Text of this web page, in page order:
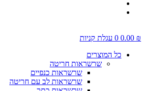
0.00 ₪
0 עגלת קניות
כל המוצרים
שרשראות חריטה
שרשראות כנפיים
שרשראות לב עם חריטה